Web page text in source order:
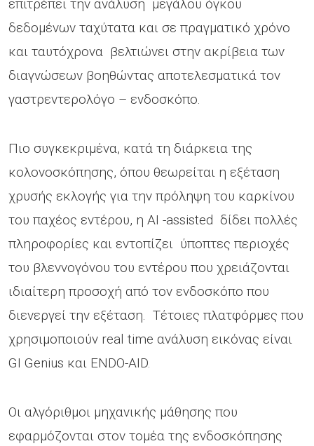
επιτρέπει την ανάλυση μεγάλου όγκου
δεδομένων ταχύτατα και σε πραγματικό χρόνο
και ταυτόχρονα βελτιώνει στην ακρίβεια των
διαγνώσεων βοηθώντας αποτελεσματικά τον
γαστρεντερολόγο – ενδοσκόπο.
Πιο συγκεκριμένα, κατά τη διάρκεια της
κολονοσκόπησης, όπου θεωρείται η εξέταση
χρυσής εκλογής για την πρόληψη του καρκίνου
του παχέος εντέρου, η ΑΙ -assisted δίδει πολλές
πληροφορίες και εντοπίζει ύποπτες περιοχές
του βλεννογόνου του εντέρου που χρειάζονται
ιδιαίτερη προσοχή από τον ενδοσκόπο που
διενεργεί την εξέταση. Τέτοιες πλατφόρμες που
χρησιμοποιούν real time ανάλυση εικόνας είναι
GI Genius και ENDO-AID.
Οι αλγόριθμοι μηχανικής μάθησης που
εφαρμόζονται στον τομέα της ενδοσκόπησης